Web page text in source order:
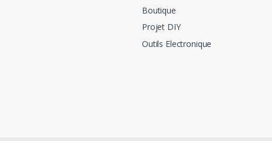
Boutique
Projet DIY
Outils Electronique